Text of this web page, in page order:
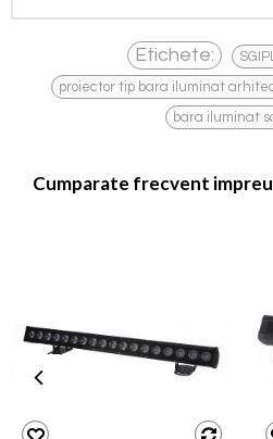
Etichete:
proiector tip bara iluminat
bara iluminat
Cumparate frecvent